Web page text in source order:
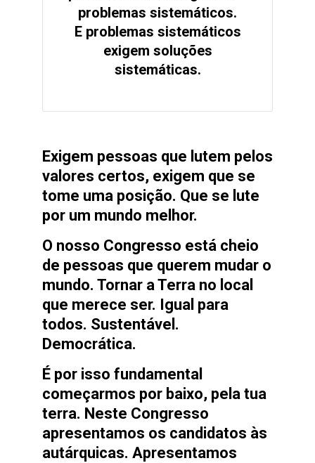
problemas sistemáticos.
E problemas sistemáticos
exigem soluções
sistemáticas.
Exigem pessoas que lutem pelos
valores certos, exigem que se
tome uma posição. Que se lute
por um mundo melhor.
O nosso Congresso está cheio
de pessoas que querem mudar o
mundo. Tornar a Terra no local
que merece ser. Igual para
todos. Sustentável.
Democrática.
É por isso fundamental
começarmos por baixo, pela tua
terra. Neste Congresso
apresentamos os candidatos às
autárquicas. Apresentamos